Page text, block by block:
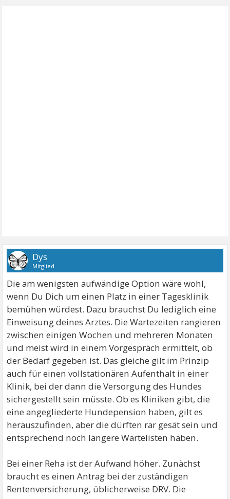
Dys
Mitglied
Die am wenigsten aufwändige Option wäre wohl,
wenn Du Dich um einen Platz in einer Tagesklinik
bemühen würdest. Dazu brauchst Du lediglich eine
Einweisung deines Arztes. Die Wartezeiten rangieren
zwischen einigen Wochen und mehreren Monaten
und meist wird in einem Vorgespräch ermittelt, ob
der Bedarf gegeben ist. Das gleiche gilt im Prinzip
auch für einen vollstationären Aufenthalt in einer
Klinik, bei der dann die Versorgung des Hundes
sichergestellt sein müsste. Ob es Kliniken gibt, die
eine angegliederte Hundepension haben, gilt es
herauszufinden, aber die dürften rar gesät sein und
entsprechend noch längere Wartelisten haben.
Bei einer Reha ist der Aufwand höher. Zunächst
braucht es einen Antrag bei der zuständigen
Rentenversicherung, üblicherweise DRV. Die